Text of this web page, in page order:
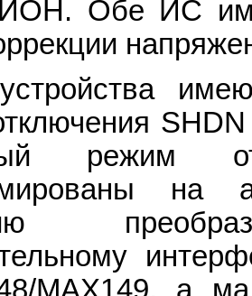
ИОН. Обе ИС
режим
на